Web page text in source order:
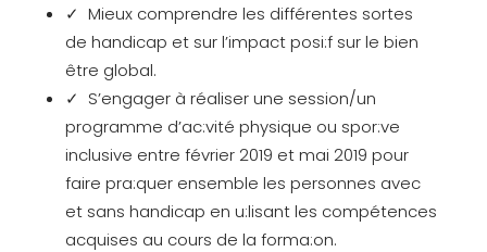
✓ Mieux comprendre les différentes sortes
de handicap et sur l’impact posi:f sur le bien
être global.
✓ S’engager à réaliser une session/un
programme d’ac:vité physique ou spor:ve
inclusive entre février 2019 et mai 2019 pour
faire pra:quer ensemble les personnes avec
et sans handicap en u:lisant les compétences
acquises au cours de la forma:on.